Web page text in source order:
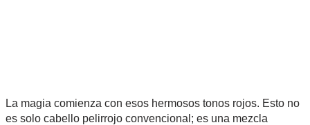
La magia comienza con esos hermosos tonos rojos. Esto no
es solo cabello pelirrojo convencional; es una mezcla